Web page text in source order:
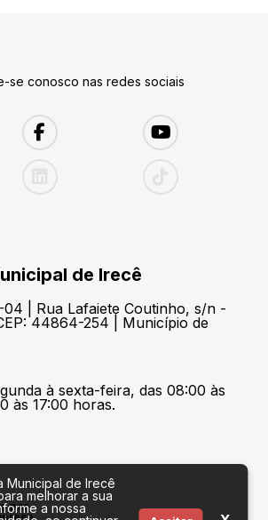
se conosco nas redes sociais
de Irecê
04 | Rua Lafaiete Coutinho, s/n -
44864-254 | Município de
à sexta-feira, das 08:00 às
às 17:00 horas.
por
Municipal de Irecê
melhorar a sua
a nossa